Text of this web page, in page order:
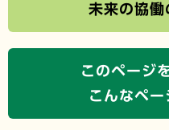
未来の協働
このページ
こんなペ